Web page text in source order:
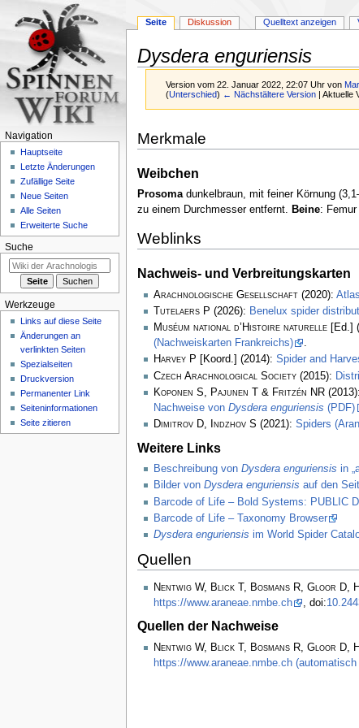
Dysdera enguriensis
Version vom 22. Januar 2022, 22:07 Uhr von
(Unterschied) ← Nächstältere Version |
Navigation
Suche
Merkmale
Weibchen
Prosomadunkelbraun, mit feiner Körnung
zu einem Durchmesser entfernt. Beine:
Weblinks
Nachweis- und Verbreitungskarten
Arachnologische Gesellschaft(2020):
Tutelaers P (2026): Benelux spider
Muséum national d’Histoire naturelle[Ed.]
(Nachweiskarten Frankreichs)
.
Harvey P [Koord.] (2014): Spider and
Czech Arachnological Society(2015):
Koponen S, Pajunen T & Fritzén NR(2013):
Nachweise von Dysdera enguriensis (PDF)
Dimitrov D, Indzhov S (2021): Spiders
Weitere Links
Beschreibung von Dysdera enguriensis in
Bilder von Dysdera enguriensis auf den
Barcode of Life – Bold Systems: PUBLIC
Barcode of Life – Taxonomy Browser
Dysdera enguriensis im World Spider
Quellen
Nentwig W, Blick T, Bosmans R, Gloor D,
https://www.araneae.nmbe.ch
, doi:
Quellen der Nachweise
Nentwig W, Blick T, Bosmans R, Gloor D,
https://www.araneae.nmbe.ch
Seite Diskussion Quelltext anzeigen
Navigation
Hauptseite
Letzte Änderungen
Zufällige Seite
Neue Seiten
Alle Seiten
Erweiterte Suche
Suche
Werkzeuge
Links auf diese Seite
Änderungen an
verlinkten Seiten
Spezialseiten
Druckversion
Permanenter Link
Seiten­­informationen
Seite zitieren